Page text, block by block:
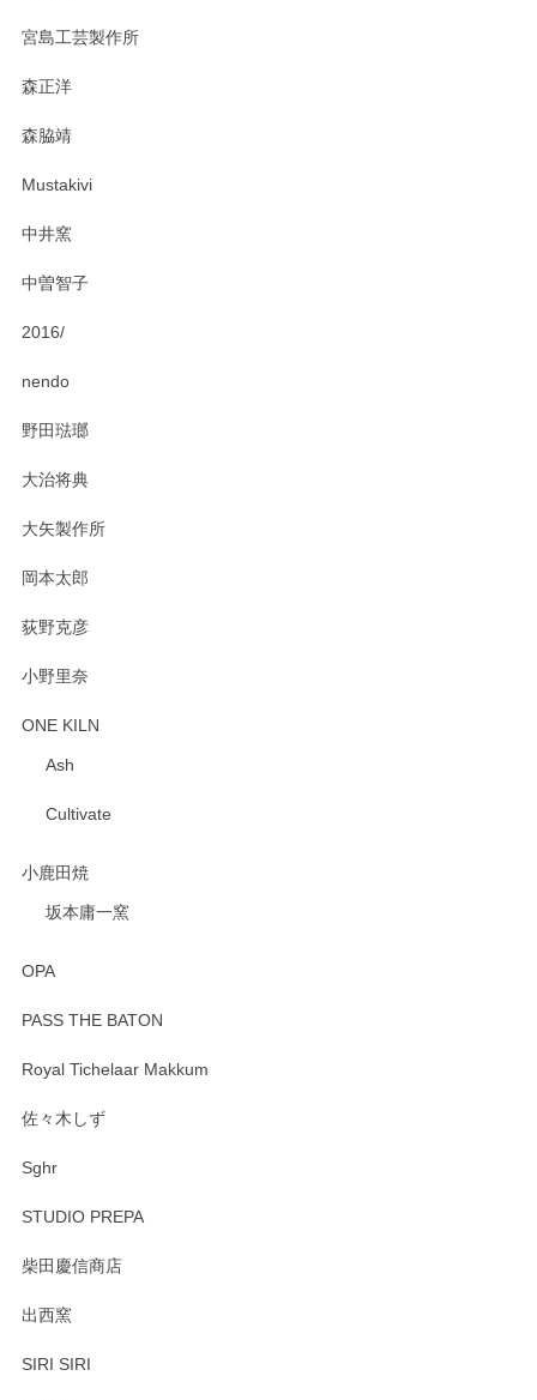
おかけしました。 ありがとうございます。
宮島工芸製作所
森正洋
森脇靖
Mustakivi
中井窯
中曽智子
2016/
nendo
野田琺瑯
大治将典
大矢製作所
岡本太郎
荻野克彦
小野里奈
ONE KILN
Ash
Cultivate
小鹿田焼
坂本庸一窯
OPA
PASS THE BATON
Royal Tichelaar Makkum
佐々木しず
Sghr
STUDIO PREPA
柴田慶信商店
出西窯
SIRI SIRI